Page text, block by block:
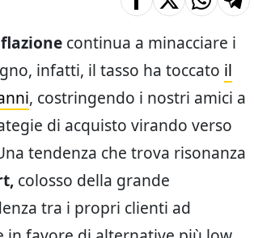
continua a minacciare i
infatti, il tasso ha toccato il
, costringendo i nostri amici a
di acquisto virando verso
tendenza che trova risonanza
colosso della grande
tra i propri clienti ad